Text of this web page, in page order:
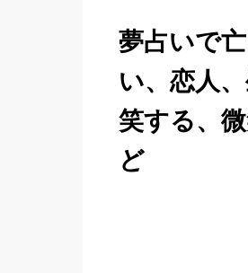
夢占いで
い、恋人
笑する、
ど